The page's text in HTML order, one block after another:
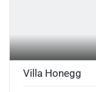
Villa Honegg